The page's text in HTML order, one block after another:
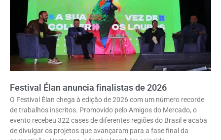
Festival Élan anuncia finalistas de 2026
O Festival Élan chega à edição de 2026 com um número recorde
de trabalhos inscritos. Promovido pelo Amigos do Mercado, o
evento recebeu 322 cases de diferentes regiões do Brasil e acaba
de divulgar os projetos que avançaram para a fase final da